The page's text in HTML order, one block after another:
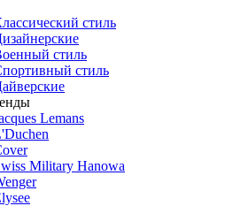
стиль
стиль
стиль
Lemans
Military Hanowa